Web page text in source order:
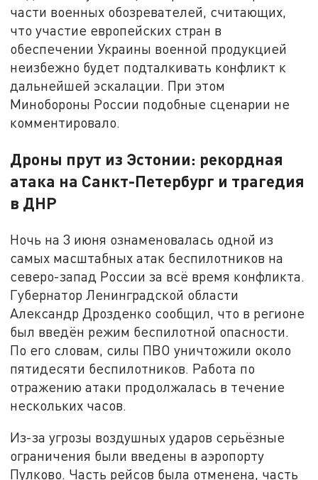
части военных обозревателей, считающих,
что участие европейских стран в
обеспечении Украины военной продукцией
неизбежно будет подталкивать конфликт к
дальнейшей эскалации. При этом
Минобороны России подобные сценарии не
комментировало.
Дроны прут из Эстонии: рекордная
атака на Санкт-Петербург и трагедия
в ДНР
Ночь на 3 июня ознаменовалась одной из
самых масштабных атак беспилотников на
северо-запад России за всё время конфликта.
Губернатор Ленинградской области
Александр Дрозденко сообщил, что в регионе
был введён режим беспилотной опасности.
По его словам, силы ПВО уничтожили около
пятидесяти беспилотников. Работа по
отражению атаки продолжалась в течение
нескольких часов.
Из-за угрозы воздушных ударов серьёзные
ограничения были введены в аэропорту
Пулково. Часть рейсов была отменена, часть